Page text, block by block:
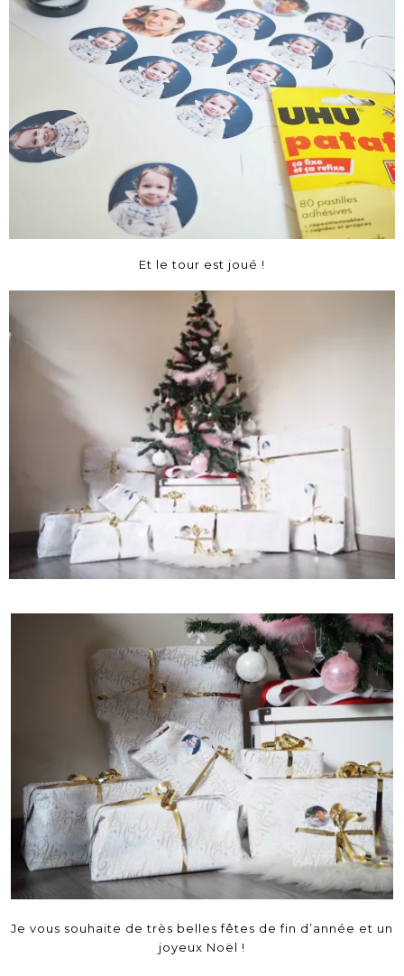
Et le tour est joué !
Je vous souhaite de très belles fêtes de fin d’année et un
joyeux Noël !